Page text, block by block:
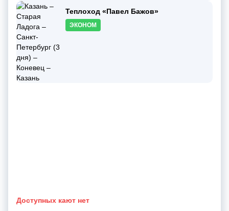
Теплоход «Павел Бажов»
ЭКОНОМ
Доступных кают нет